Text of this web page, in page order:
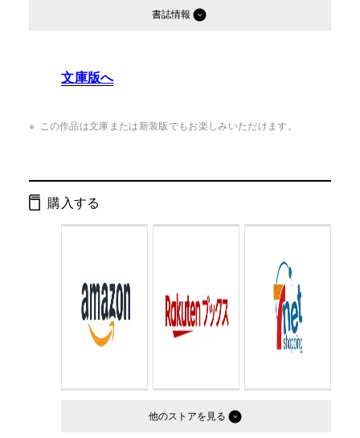
書誌情報
ISBN： 9784344018594
文庫版へ
この作品は文庫または新装版でもお楽しみいただけます。
購入する
他のストア